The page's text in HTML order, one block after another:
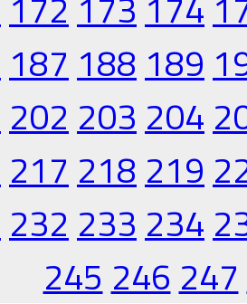
187 188 189
202 203 204
217 218 219
232 233 234
245 246 247